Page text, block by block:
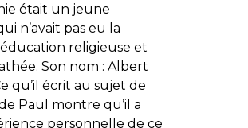
était un jeune
n’avait pas eu la
religieuse et
Son nom : Albert
qu’il écrit au sujet de
Paul montre qu’il a
personnelle de ce